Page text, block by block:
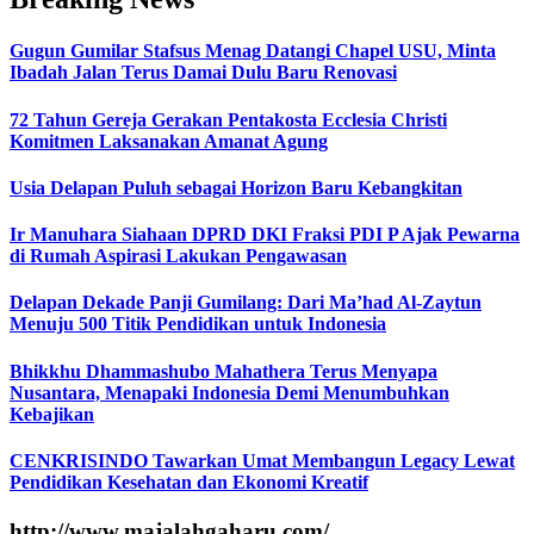
Gugun Gumilar Stafsus Menag Datangi Chapel USU, Minta
Ibadah Jalan Terus Damai Dulu Baru Renovasi
72 Tahun Gereja Gerakan Pentakosta Ecclesia Christi
Komitmen Laksanakan Amanat Agung
Usia Delapan Puluh sebagai Horizon Baru Kebangkitan
Ir Manuhara Siahaan DPRD DKI Fraksi PDI P Ajak Pewarna
di Rumah Aspirasi Lakukan Pengawasan
Delapan Dekade Panji Gumilang: Dari Ma’had Al-Zaytun
Menuju 500 Titik Pendidikan untuk Indonesia
Bhikkhu Dhammashubo Mahathera Terus Menyapa
Nusantara, Menapaki Indonesia Demi Menumbuhkan
Kebajikan
CENKRISINDO Tawarkan Umat Membangun Legacy Lewat
Pendidikan Kesehatan dan Ekonomi Kreatif